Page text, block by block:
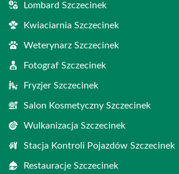
Lombard Szczecinek
Kwiaciarnia Szczecinek
Weterynarz Szczecinek
Fotograf Szczecinek
Fryzjer Szczecinek
Salon Kosmetyczny Szczecinek
Wulkanizacja Szczecinek
Stacja Kontroli Pojazdów Szczecinek
Restauracje Szczecinek